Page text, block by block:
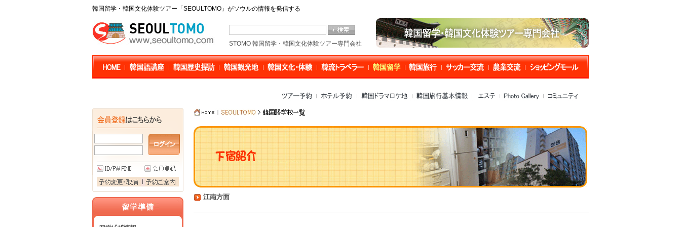
韓国留学・韓国文化体験ツアー「SEOULTOMO」がソウルの情報を発信する
STOMO 韓国留学・韓国文化体験ツアー専門会社
江南方面